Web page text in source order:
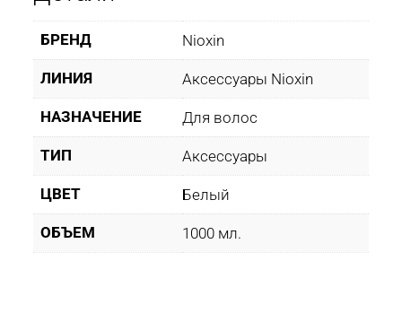
БРЕНД Nioxin
ЛИНИЯ Аксессуары Nioxin
НАЗНАЧЕНИЕ Для волос
ТИП Аксессуары
ЦВЕТ Белый
ОБЪЕМ 1000 мл.